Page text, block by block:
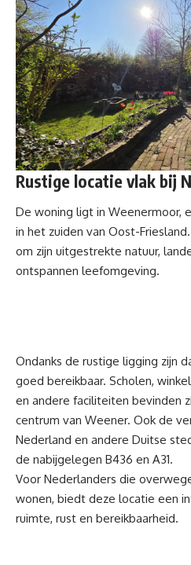
Rustige locatie vlak bij
De woning ligt in Weenermoor,
in het zuiden van Oost-
om zijn uitgestrekte natuur,
ontspannen leefomgeving.
Ondanks de rustige ligging zijn
goed bereikbaar. Scholen,
en andere faciliteiten bevinden
centrum van Weener. Ook de
Nederland en andere Duitse
de nabijgelegen B436 en A31.
Voor Nederlanders die
wonen, biedt deze locatie een
ruimte, rust en bereikbaarheid.